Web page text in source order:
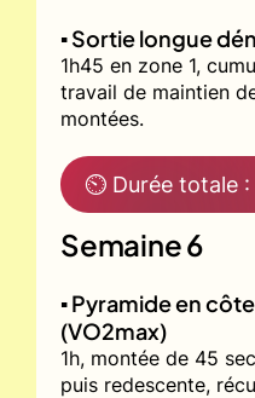
▪️ Sortie longue
1h45 en zone 1,
travail de maintien
montées.
⏲ Durée totale :
Semaine 6
▪️ Pyramide en
(VO2max)
1h, montée de 45
puis redescente,